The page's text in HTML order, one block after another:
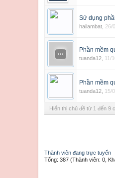
Sử dụng
hailambat 26/
Phần mềm
tuanda12 11/
Phần mềm
tuanda12 15/
Hiển thị chủ đề từ 1 đến 9
Thành viên đang trực tuyến
Tổng: 387 (Thành viên: 0,